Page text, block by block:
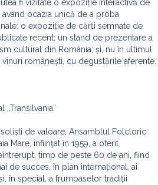
fi vizitate o expoziție interactivă de
ocazia unică de a proba
o expoziție de cărți semnate de
recent; un stand de prezentare a
cultural din România; și, nu în ultimul
românești, cu degustările aferente.
de valoare, Ansamblul Folcloric
Mare, înfiinţat în 1959, a oferit
timp de peste 60 de ani, fiind
de succes, în plan internațional, ai
în special, a frumoaselor tradiții